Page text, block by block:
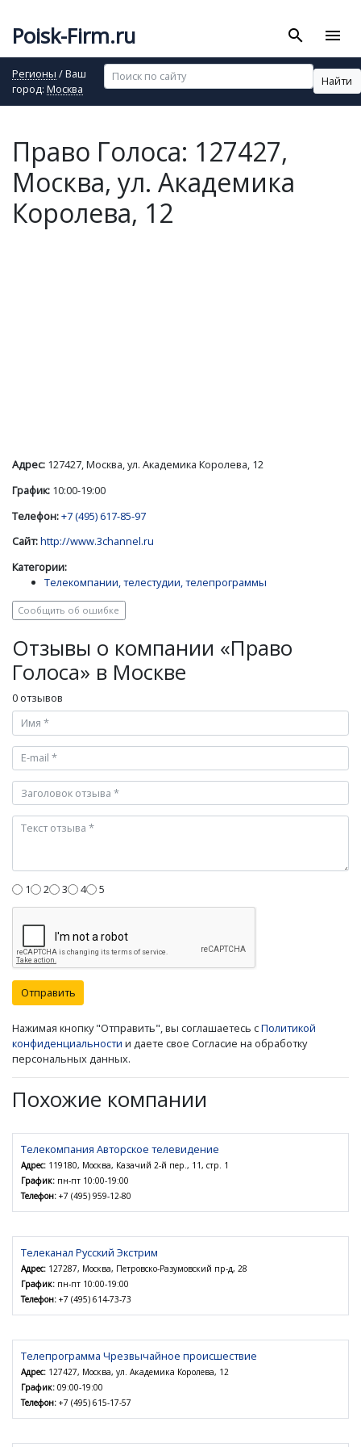
Poisk-Firm.ru search menu
Регионы / Ваш
город: Москва
Найти
Право Голоса: 127427,
Москва, ул. Академика
Королева, 12
Адрес: 127427, Москва, ул. Академика Королева, 12
График: 10:00-19:00
Телефон:+7 (495) 617-85-97
Сайт:http://www.3channel.ru
Категории:
Телекомпании, телестудии, телепрограммы
Сообщить об ошибке
Отзывы о компании «Право
Голоса» в Москве
0 отзывов
1 2 3 4 5
Отправить
Нажимая кнопку "Отправить", вы соглашаетесь сПолитикой
конфиденциальности и даете свое Согласие на обработку
персональных данных.
Похожие компании
Телекомпания Авторское телевидение
Адрес: 119180, Москва, Казачий 2-й пер., 11, стр. 1
График: пн-пт 10:00-19:00
Телефон: +7 (495) 959-12-80
Телеканал Русский Экстрим
Адрес: 127287, Москва, Петровско-Разумовский пр-д, 28
График: пн-пт 10:00-19:00
Телефон: +7 (495) 614-73-73
Телепрограмма Чрезвычайное происшествие
Адрес: 127427, Москва, ул. Академика Королева, 12
График: 09:00-19:00
Телефон: +7 (495) 615-17-57